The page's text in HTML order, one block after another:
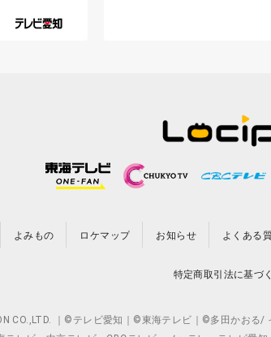
よみもの ロケマップ お知らせ よくある
特定商取引法に基づ
CO.,LTD. ｜©テレビ愛知｜©東海テレビ｜©多田かおる